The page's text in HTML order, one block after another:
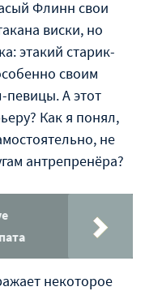
Флинн свои
виски, но
этакий старик-
своим
певицы. А этот
Как я понял,
не
антрепренёра?
некоторое